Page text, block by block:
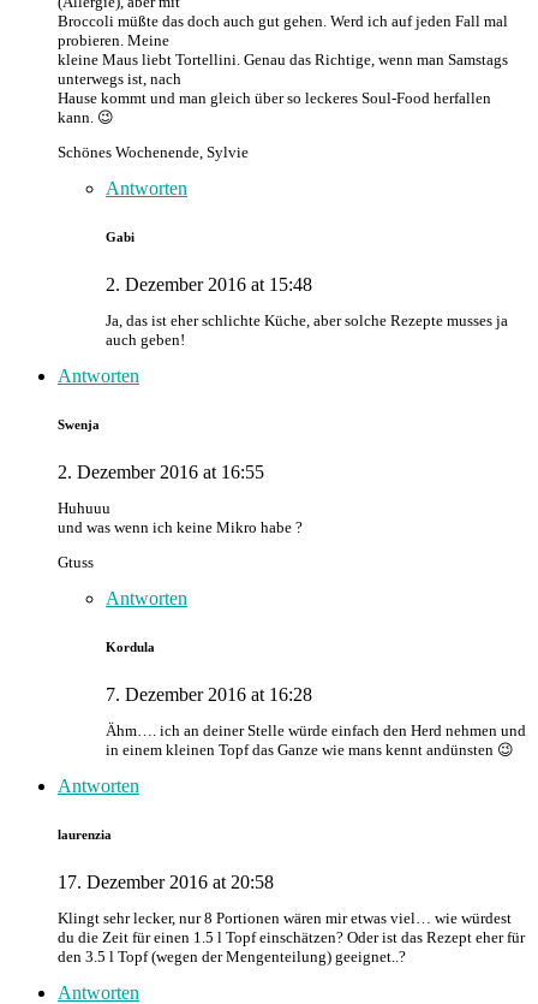
Broccoli müßte das doch auch gut gehen. Werd ich auf jeden Fall mal
probieren. Meine
kleine Maus liebt Tortellini. Genau das Richtige, wenn man Samstags
unterwegs ist, nach
Hause kommt und man gleich über so leckeres Soul-Food herfallen
kann. 😉
Schönes Wochenende, Sylvie
Antworten
Gabi
2. Dezember 2016 at 15:48
Ja, das ist eher schlichte Küche, aber solche Rezepte musses ja
auch geben!
Antworten
Swenja
2. Dezember 2016 at 16:55
Huhuuu
und was wenn ich keine Mikro habe ?
Gtuss
Antworten
Kordula
7. Dezember 2016 at 16:28
Ähm…. ich an deiner Stelle würde einfach den Herd nehmen und
in einem kleinen Topf das Ganze wie mans kennt andünsten 😉
Antworten
laurenzia
17. Dezember 2016 at 20:58
Klingt sehr lecker, nur 8 Portionen wären mir etwas viel… wie würdest
du die Zeit für einen 1.5 l Topf einschätzen? Oder ist das Rezept eher für
den 3.5 l Topf (wegen der Mengenteilung) geeignet..?
Antworten